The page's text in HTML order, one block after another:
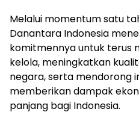
Melalui momentum satu
Danantara Indonesia
komitmennya untuk terus
kelola, meningkatkan
negara, serta mendorong
memberikan dampak
panjang bagi Indonesia.